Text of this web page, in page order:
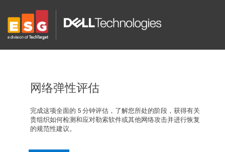
网络弹性评估
完成这项全面的 5 分钟评估，了解您所处的阶段，获得有关
贵组织如何检测和应对勒索软件或其他网络攻击并进行恢复
的规范性建议。